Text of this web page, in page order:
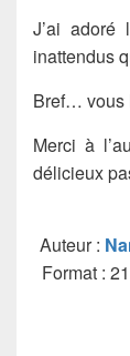
J’ai adoré
inattendus
Bref… vous
Merci à
délicieux
Auteur :
Format :